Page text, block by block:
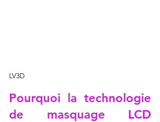
LV3D
Pourquoi la technologie
de masquage LCD